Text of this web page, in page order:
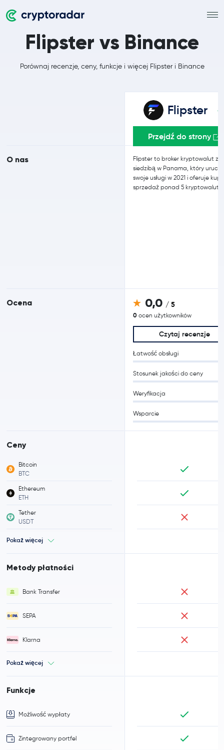
Flipster vs Binance
Porównaj recenzje, ceny, funkcje i więcej Flipster i Binance
O nas
Ocena
Ceny
Bitcoin
BTC
Ethereum
ETH
Tether
USDT
Pokaż więcej
Metody płatności
Bank Transfer
SEPA
Klarna
Pokaż więcej
Funkcje
Możliwość wypłaty
Zintegrowany portfel
Flipster
Przejdź do strony
Flipster to broker kryptowalut z
siedzibą w Panama, który
swoje usługi w 2021 i oferuje
sprzedaż ponad 5 kryptowalut.
0,0 / 5
0 ocen użytkowników
Czytaj recenzje
Łatwość obsługi
Stosunek jakości do ceny
Weryfikacja
Wsparcie